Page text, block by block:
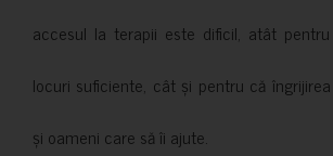
accesul la terapii este dificil, atât
locuri suficiente, cât și pentru că
și oameni care să îi ajute.